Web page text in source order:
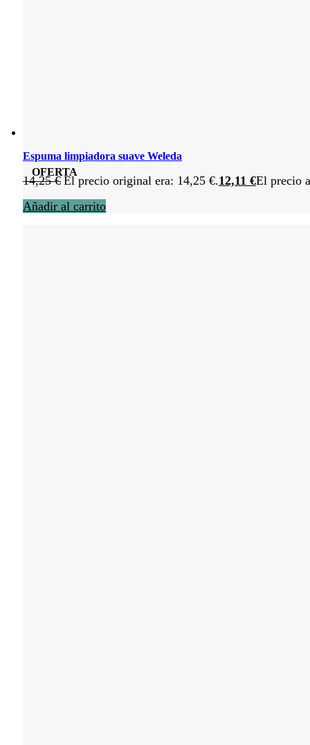
OFERTA
Espuma limpiadora suave Weleda
14,25€ El precio original era: 14,25 €.12,11 €El precio
Añadir al carrito